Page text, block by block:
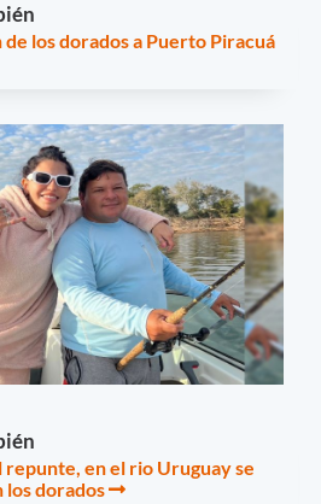
los dorados a Puerto Piracuá
repunte, en el rio Uruguay se
dorados